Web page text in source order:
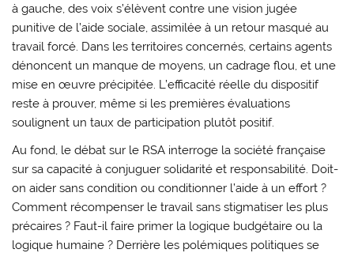
à gauche, des voix s’élèvent contre une vision jugée
punitive de l’aide sociale, assimilée à un retour masqué au
travail forcé. Dans les territoires concernés, certains agents
dénoncent un manque de moyens, un cadrage flou, et une
mise en œuvre précipitée. L’efficacité réelle du dispositif
reste à prouver, même si les premières évaluations
soulignent un taux de participation plutôt positif.
Au fond, le débat sur le RSA interroge la société française
sur sa capacité à conjuguer solidarité et responsabilité. Doit-
on aider sans condition ou conditionner l’aide à un effort ?
Comment récompenser le travail sans stigmatiser les plus
précaires ? Faut-il faire primer la logique budgétaire ou la
logique humaine ? Derrière les polémiques politiques se